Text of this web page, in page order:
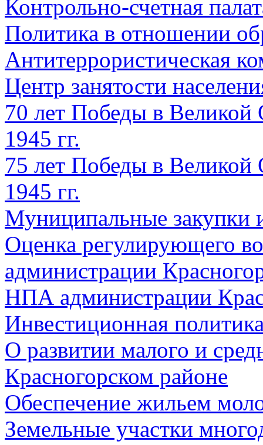
Контрольно-счетная
Политика в отношении
Антитеррористическая
Центр занятости
70 лет Победы в Великой
1945 гг.
75 лет Победы в Великой
1945 гг.
Муниципальные закупки
Оценка регулирующего
администрации
НПА администрации
Инвестиционная
О развитии малого и
Красногорском районе
Обеспечение жильем
Земельные участки